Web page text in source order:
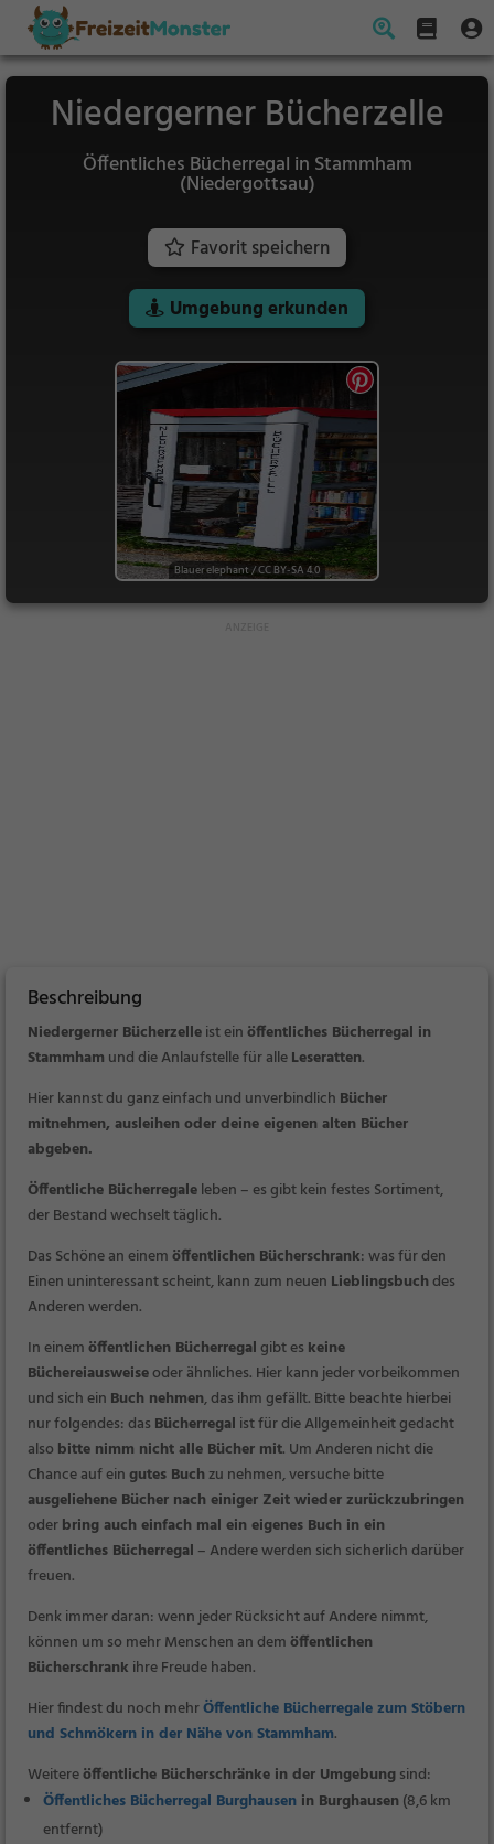
Niedergerner Bücherzelle
Öffentliches Bücherregal in Stammham
(Niedergottsau)
Favorit speichern
Umgebung erkunden
Blauer elephant/CC BY-SA 4.0
Beschreibung
Niedergerner Bücherzelleist einöffentliches Bücherregal in
Stammham und die Anlaufstelle für alleLeseratten.
Hier kannst du ganz einfach und unverbindlich Bücher
mitnehmen, ausleihen oder deine eigenen alten Bücher
abgeben.
Öffentliche Bücherregaleleben – es gibt kein festes Sortiment,
der Bestand wechselt täglich.
Das Schöne an einemöffentlichen Bücherschrank: was für den
Einen uninteressant scheint, kann zum neuen Lieblingsbuchdes
Anderen werden.
In einemöffentlichen Bücherregal gibt es keine
Büchereiausweiseoder ähnliches. Hier kann jeder vorbeikommen
und sich ein Buch nehmen, das ihm gefällt. Bitte beachte hierbei
nur folgendes: das Bücherregal ist für die Allgemeinheit gedacht
also bitte nimm nicht alle Bücher mit. Um Anderen nicht die
Chance auf eingutes Buchzu nehmen, versuche bitte
ausgeliehene Bücher nach einiger Zeit wieder zurückzubringen
oderbring auch einfach mal ein eigenes Buch in ein
öffentliches Bücherregal – Andere werden sich sicherlich darüber
freuen.
Denk immer daran: wenn jeder Rücksicht auf Andere nimmt,
können um so mehr Menschen an demöffentlichen
Bücherschrank ihre Freude haben.
Hier findest du noch mehrÖffentliche Bücherregale zum Stöbern
und Schmökern in der Nähe von Stammham.
Weitereöffentliche Bücherschränke in der Umgebungsind:
Öffentliches Bücherregal Burghausen in Burghausen (8,6 km
entfernt)